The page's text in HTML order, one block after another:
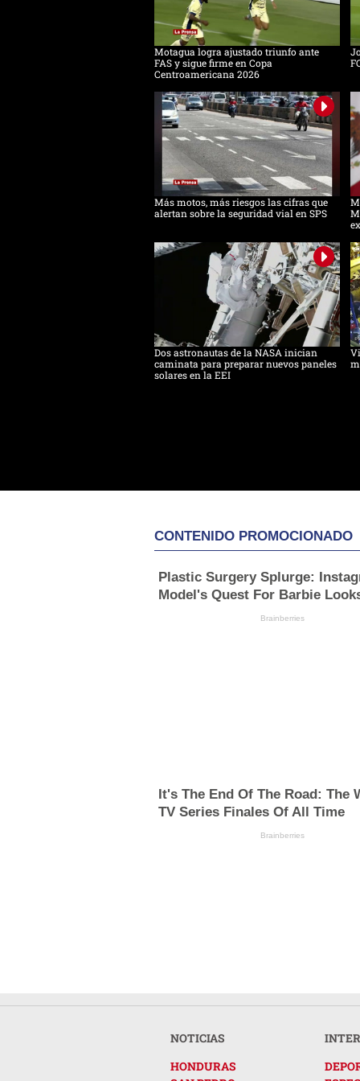
Motagua logra ajustado triunfo ante
FAS y sigue firme en Copa
Centroamericana 2026
Más motos, más riesgos las cifras que
alertan sobre la seguridad vial en SPS
Dos astronautas de la NASA inician
caminata para preparar nuevos paneles
solares en la EEI
CONTENIDO PROMOCIONADO
Plastic Surgery Splurge:
Model's Quest For Barbie
Brainberries
It's The End Of The Road: The
TV Series Finales Of All Time
Brainberries
NOTICIAS
HONDURAS